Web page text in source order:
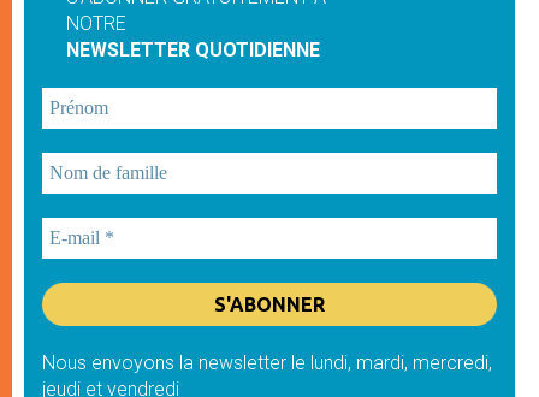
NOTRE
NEWSLETTER QUOTIDIENNE
Nous envoyons la newsletter le lundi, mardi, mercredi,
jeudi et vendredi